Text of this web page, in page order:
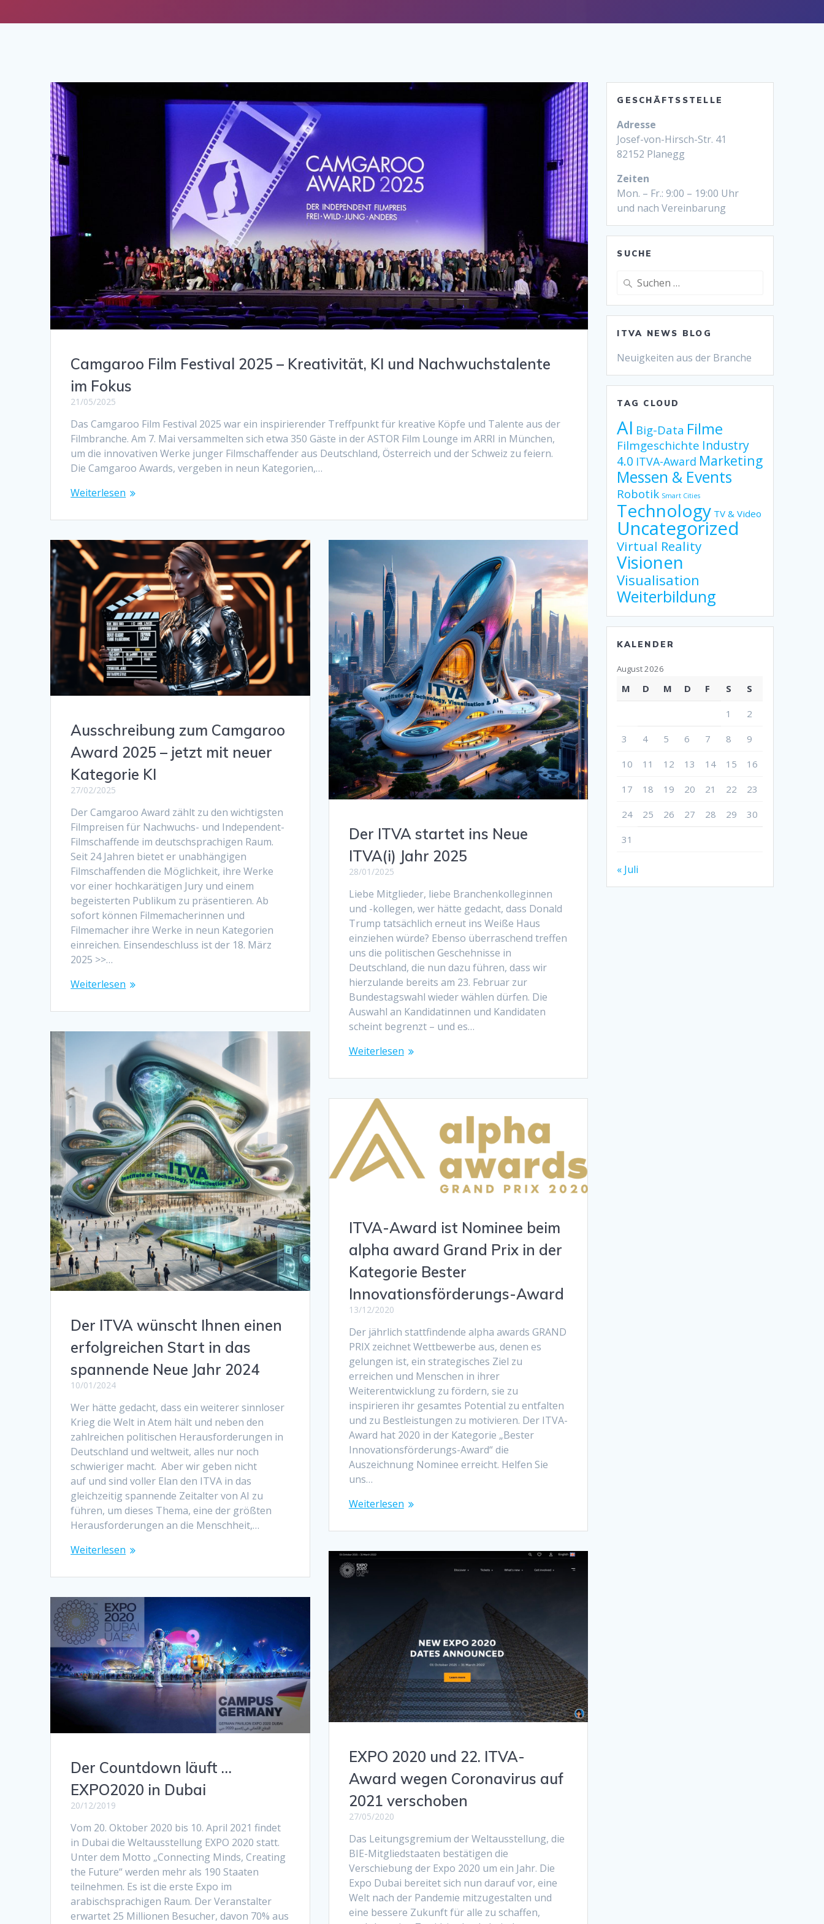
Camgaroo Film Festival 2025 – Kreativität, KI und Nachwuchstalente
im Fokus
21/05/2025
Das Camgaroo Film Festival 2025 war ein inspirierender Treffpunkt für kreative Köpfe und Talente aus der
Filmbranche. Am 7. Mai versammelten sich etwa 350 Gäste in der ASTOR Film Lounge im ARRI in München,
um die innovativen Werke junger Filmschaffender aus Deutschland, Österreich und der Schweiz zu feiern.
Die Camgaroo Awards, vergeben in neun Kategorien,…
Weiterlesen
Ausschreibung zum Camgaroo
Award 2025 – jetzt mit neuer
Kategorie KI
27/02/2025
Der Camgaroo Award zählt zu den wichtigsten
Filmpreisen für Nachwuchs- und Independent-
Filmschaffende im deutschsprachigen Raum.
Seit 24 Jahren bietet er unabhängigen
Filmschaffenden die Möglichkeit, ihre Werke
vor einer hochkarätigen Jury und einem
begeisterten Publikum zu präsentieren. Ab
sofort können Filmemacherinnen und
Filmemacher ihre Werke in neun Kategorien
einreichen. Einsendeschluss ist der 18. März
2025 >>…
Weiterlesen
Der ITVA startet ins Neue
ITVA(i) Jahr 2025
28/01/2025
Liebe Mitglieder, liebe Branchenkolleginnen
und -kollegen, wer hätte gedacht, dass Donald
Trump tatsächlich erneut ins Weiße Haus
einziehen würde? Ebenso überraschend treffen
uns die politischen Geschehnisse in
Deutschland, die nun dazu führen, dass wir
hierzulande bereits am 23. Februar zur
Bundestagswahl wieder wählen dürfen. Die
Auswahl an Kandidatinnen und Kandidaten
scheint begrenzt – und es…
Weiterlesen
Der ITVA wünscht Ihnen einen
erfolgreichen Start in das
spannende Neue Jahr 2024
10/01/2024
Wer hätte gedacht, dass ein weiterer sinnloser
Krieg die Welt in Atem hält und neben den
zahlreichen politischen Herausforderungen in
Deutschland und weltweit, alles nur noch
schwieriger macht. Aber wir geben nicht
auf und sind voller Elan den ITVA in das
gleichzeitig spannende Zeitalter von AI zu
führen, um dieses Thema, eine der größten
Herausforderungen an die Menschheit,…
Weiterlesen
ITVA-Award ist Nominee beim
alpha award Grand Prix in der
Kategorie Bester
Innovationsförderungs-Award
13/12/2020
Der jährlich stattfindende alpha awards GRAND
PRIX zeichnet Wettbewerbe aus, denen es
gelungen ist, ein strategisches Ziel zu
erreichen und Menschen in ihrer
Weiterentwicklung zu fördern, sie zu
inspirieren ihr gesamtes Potential zu entfalten
und zu Bestleistungen zu motivieren. Der ITVA-
Award hat 2020 in der Kategorie „Bester
Innovationsförderungs-Award“ die
Auszeichnung Nominee erreicht. Helfen Sie
uns…
Weiterlesen
EXPO 2020 und 22. ITVA-
Award wegen Coronavirus auf
2021 verschoben
27/05/2020
Das Leitungsgremium der Weltausstellung, die
BIE-Mitgliedstaaten bestätigen die
Verschiebung der Expo 2020 um ein Jahr. Die
Expo Dubai bereitet sich nun darauf vor, eine
Welt nach der Pandemie mitzugestalten und
eine bessere Zukunft für alle zu schaffen,
Der Countdown läuft …
EXPO2020 in Dubai
20/12/2019
Vom 20. Oktober 2020 bis 10. April 2021 findet
in Dubai die Weltausstellung EXPO 2020 statt.
Unter dem Motto „Connecting Minds, Creating
the Future“ werden mehr als 190 Staaten
teilnehmen. Es ist die erste Expo im
arabischsprachigen Raum. Der Veranstalter
erwartet 25 Millionen Besucher, davon 70% aus
GESCHÄFTSSTELLE
Adresse
Josef-von-Hirsch-Str. 41
82152 Planegg
Zeiten
Mon. – Fr.: 9:00 – 19:00 Uhr
und nach Vereinbarung
SUCHE
Suche
ITVA NEWS BLOG
Neuigkeiten aus der Branche
TAG CLOUD
AI Big-Data Filme
Filmgeschichte Industry
4.0 ITVA-Award Marketing
Messen & Events
Robotik Smart Cities
Technology TV & Video
Uncategorized
Virtual Reality
Visionen
Visualisation
Weiterbildung
KALENDER
August 2026
M D M D F S S
1 2
3 4 5 6 7 8 9
10 11 12 13 14 15 16
17 18 19 20 21 22 23
24 25 26 27 28 29 30
31
« Juli